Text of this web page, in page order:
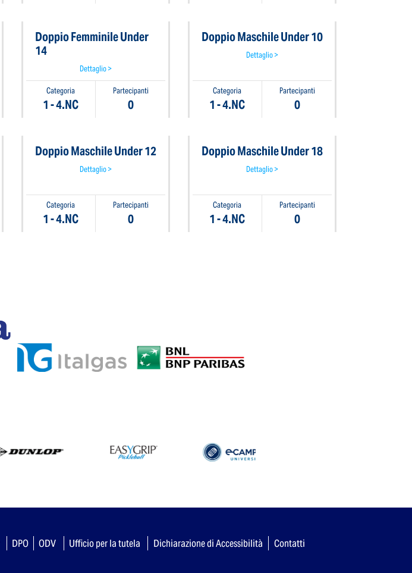
Doppio Femminile Under
14
Dettaglio >
Categoria
1 - 4.NC
Partecipanti
0
Doppio Maschile Under 10
Dettaglio >
Categoria
1 - 4.NC
Partecipanti
0
Doppio Maschile Under 12
Dettaglio >
Categoria
1 - 4.NC
Partecipanti
0
Doppio Maschile Under 18
Dettaglio >
Categoria
1 - 4.NC
Partecipanti
0
DPO ODV Ufficio per la tutela Dichiarazione di Accessibilità Contatti